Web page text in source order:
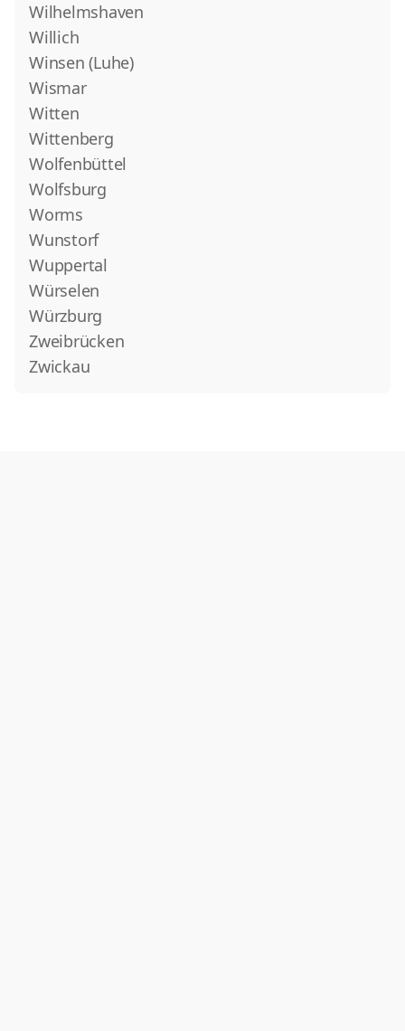
Wilhelmshaven
Willich
Winsen (Luhe)
Wismar
Witten
Wittenberg
Wolfenbüttel
Wolfsburg
Worms
Wunstorf
Wuppertal
Würselen
Würzburg
Zweibrücken
Zwickau